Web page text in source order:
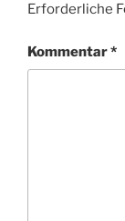
Erforderliche
Kommentar*